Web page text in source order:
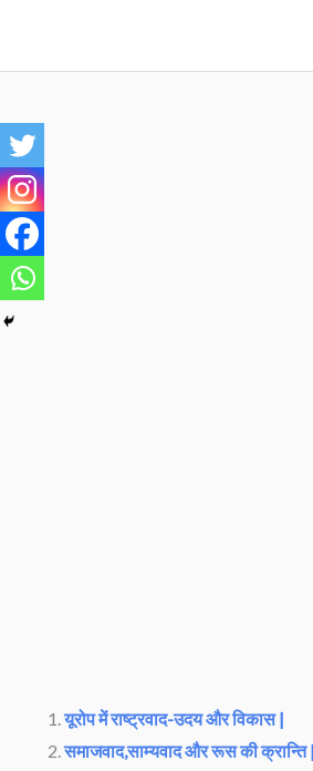
content
यूरोप में राष्ट्रवाद-उदय और विकास |
समाजवाद,साम्यवाद और रूस की क्रान्ति |